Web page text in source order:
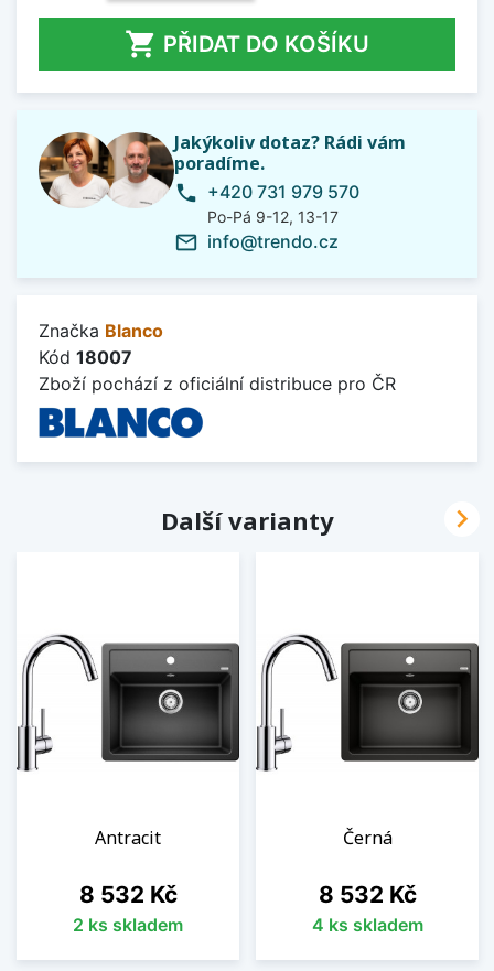
 PŘIDAT DO KOŠÍKU
Jakýkoliv dotaz? Rádi vám
poradíme.
phone +420 731 979 570
Po-Pá 9-12, 13-17
mail_outline info@trendo.cz
Značka Blanco
Kód 18007
Zboží pochází z oficiální distribuce pro ČR
Další varianty
Antracit
Cena
8 532 Kč
2 ks skladem
Černá
Cena
8 532 Kč
4 ks skladem
